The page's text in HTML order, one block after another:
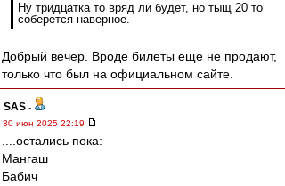
Ну тридцатка то вряд ли будет, но тыщ 20 то
соберется наверное.
Добрый вечер. Вроде билеты еще не продают,
только что был на официальном сайте.
SAS -
30 июн 2025 22:19
....остались пока:
Мангаш
Бабич